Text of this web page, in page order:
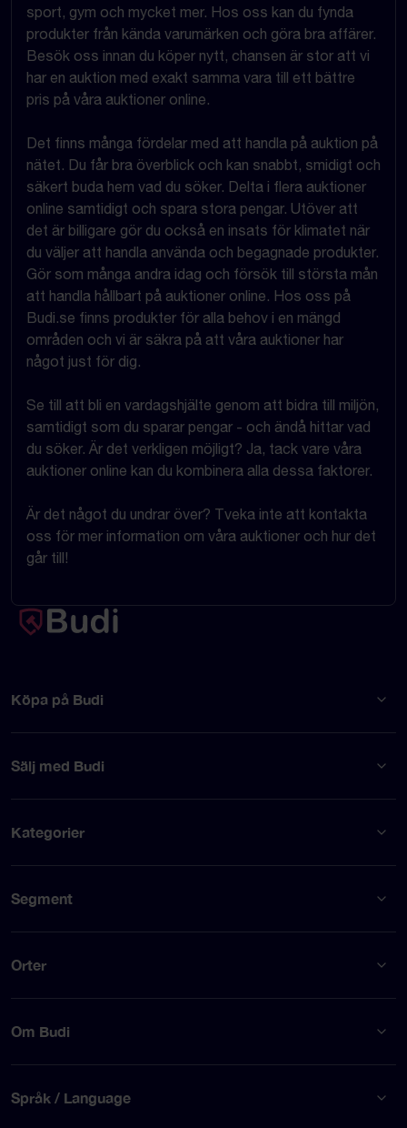
sport, gym och mycket mer. Hos oss kan du fynda
produkter från kända varumärken och göra bra affärer.
Besök oss innan du köper nytt, chansen är stor att vi
har en auktion med exakt samma vara till ett bättre
pris på våra auktioner online.
Det finns många fördelar med att handla på auktion på
nätet. Du får bra överblick och kan snabbt, smidigt och
säkert buda hem vad du söker. Delta i flera auktioner
online samtidigt och spara stora pengar. Utöver att
det är billigare gör du också en insats för klimatet när
du väljer att handla använda och begagnade produkter.
Gör som många andra idag och försök till största mån
att handla hållbart på auktioner online. Hos oss på
Budi.se finns produkter för alla behov i en mängd
områden och vi är säkra på att våra auktioner har
något just för dig.
Se till att bli en vardagshjälte genom att bidra till miljön,
samtidigt som du sparar pengar - och ändå hittar vad
du söker. Är det verkligen möjligt? Ja, tack vare våra
auktioner online kan du kombinera alla dessa faktorer.
Är det något du undrar över? Tveka inte att kontakta
oss för mer information om våra auktioner och hur det
går till!
Köpa på Budi
Sälj med Budi
Kategorier
Segment
Orter
Om Budi
Språk / Language